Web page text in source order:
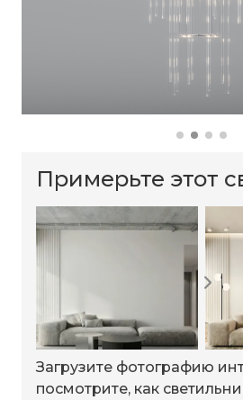
Примерьте этот
Загрузите фотографию
посмотрите, как